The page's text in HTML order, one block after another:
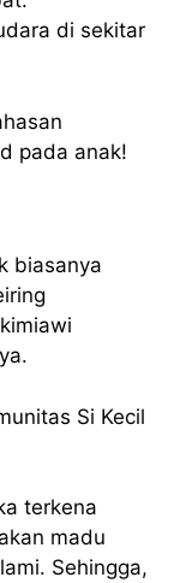
di sekitar
pada anak!
biasanya
Si Kecil
terkena
madu
Sehingga,